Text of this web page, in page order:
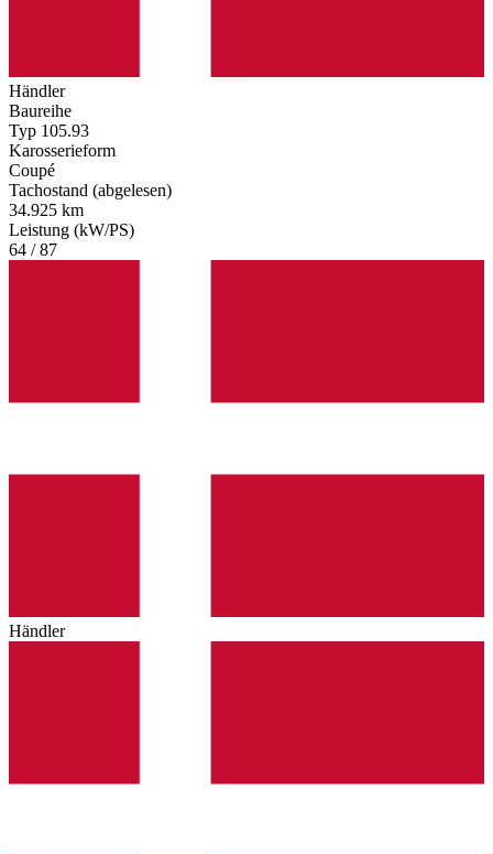
Händler
Baureihe
Typ 105.93
Karosserieform
Coupé
Tachostand (abgelesen)
34.925 km
Leistung (kW/PS)
64 / 87
Händler